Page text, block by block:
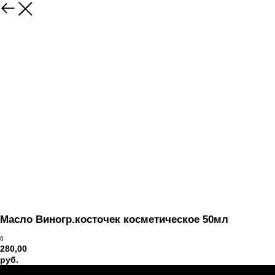
Вернуться
Масло Виногр.косточек косметическое 50мл
6
280,00
руб.